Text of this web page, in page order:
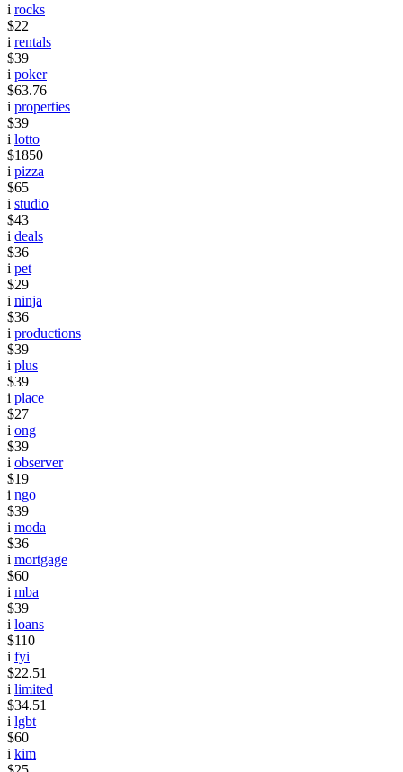
i rocks
$22
i rentals
$39
i poker
$63.76
i properties
$39
i lotto
$1850
i pizza
$65
i studio
$43
i deals
$36
i pet
$29
i ninja
$36
i productions
$39
i plus
$39
i place
$27
i ong
$39
i observer
$19
i ngo
$39
i moda
$36
i mortgage
$60
i mba
$39
i loans
$110
i fyi
$22.51
i limited
$34.51
i lgbt
$60
i kim